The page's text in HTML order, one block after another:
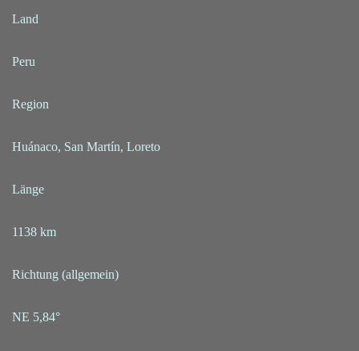
Land
Peru
Region
Huánaco, San Martín, Loreto
Länge
1138 km
Richtung (allgemein)
NE 5,84°